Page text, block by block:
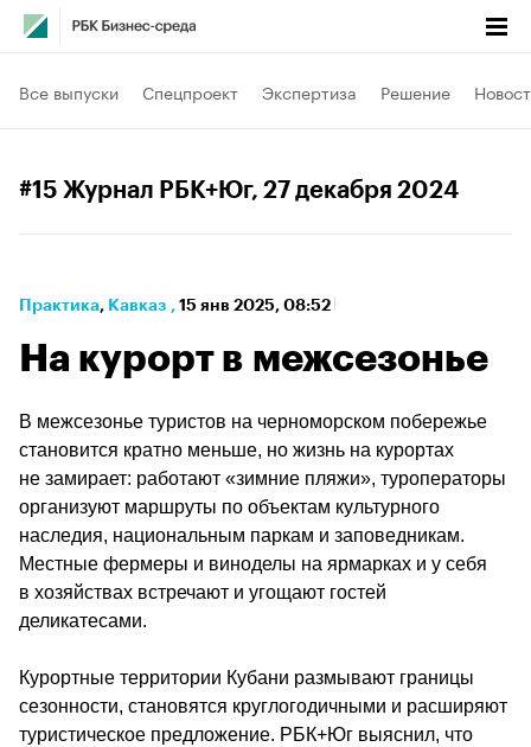
Все выпуски Спецпроект Экспертиза Решение
#15 Журнал РБК+Юг, 27 декабря 2024
Практика⁠, Кавказ , 15 янв 2025, 08:52
На курорт в межсезонье
В межсезонье туристов на черноморском побережье
становится кратно меньше, но жизнь на курортах
не замирает: работают «зимние пляжи», туроператоры
организуют маршруты по объектам культурного
наследия, национальным паркам и заповедникам.
Местные фермеры и виноделы на ярмарках и у себя
в хозяйствах встречают и угощают гостей
деликатесами.
Курортные территории Кубани размывают границы
сезонности, становятся круглогодичными и расширяют
туристическое предложение. РБК+Юг выяснил, что